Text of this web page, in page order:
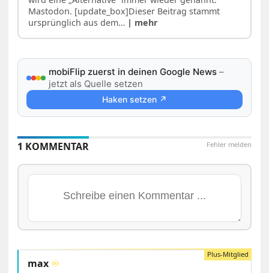
Mastodon. [update_box]Dieser Beitrag stammt
ursprünglich aus dem… | mehr
mobiFlip zuerst in deinen Google News –
jetzt als Quelle setzen
Haken setzen ↗
Fehler melden
1 KOMMENTAR
max ♾️